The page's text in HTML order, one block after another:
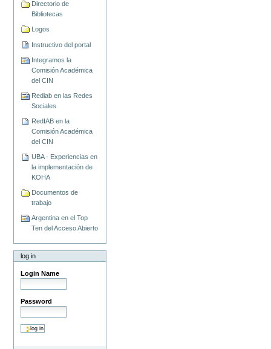
Directorio de
Bibliotecas
Logos
Instructivo del portal
Integramos la
Comisión Académica
del CIN
Rediab en las Redes
Sociales
RedIAB en la
Comisión Académica
del CIN
UBA - Experiencias en
la implementación de
KOHA
Documentos de
trabajo
Argentina en el Top
Ten del Acceso Abierto
log in
Login Name
Password